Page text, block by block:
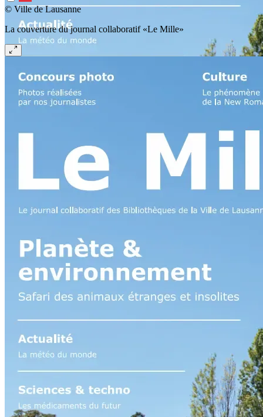
© Ville de Lausanne
La couverture du journal collaboratif «Le Mille»